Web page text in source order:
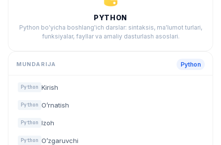
PYTHON
Python bo'yicha boshlang'ich darslar: sintaksis, ma'lumot turlari,
funksiyalar, fayllar va amaliy dasturlash asoslari.
MUNDARIJA Python
Python Kirish
Python O’rnatish
Python Izoh
Python O’zgaruvchi